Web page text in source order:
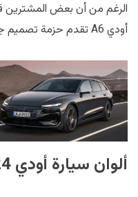
الرغم من أن بعض المشترين
أودي A6 تقدم حزمة تصميم جذابة ومتطورة.
ألوان سيارة أودي A6 2024 الخارجية